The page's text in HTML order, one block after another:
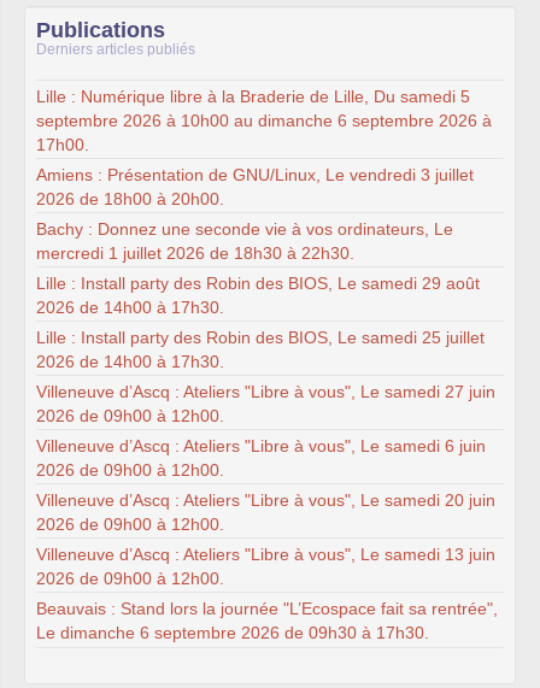
Publications
Derniers articles publiés
Lille : Numérique libre à la Braderie de Lille, Du samedi 5
septembre 2026 à 10h00 au dimanche 6 septembre 2026 à
17h00.
Amiens : Présentation de GNU/Linux, Le vendredi 3 juillet
2026 de 18h00 à 20h00.
Bachy : Donnez une seconde vie à vos ordinateurs, Le
mercredi 1 juillet 2026 de 18h30 à 22h30.
Lille : Install party des Robin des BIOS, Le samedi 29 août
2026 de 14h00 à 17h30.
Lille : Install party des Robin des BIOS, Le samedi 25 juillet
2026 de 14h00 à 17h30.
Villeneuve d’Ascq : Ateliers "Libre à vous", Le samedi 27 juin
2026 de 09h00 à 12h00.
Villeneuve d’Ascq : Ateliers "Libre à vous", Le samedi 6 juin
2026 de 09h00 à 12h00.
Villeneuve d’Ascq : Ateliers "Libre à vous", Le samedi 20 juin
2026 de 09h00 à 12h00.
Villeneuve d’Ascq : Ateliers "Libre à vous", Le samedi 13 juin
2026 de 09h00 à 12h00.
Beauvais : Stand lors la journée "L’Ecospace fait sa rentrée",
Le dimanche 6 septembre 2026 de 09h30 à 17h30.